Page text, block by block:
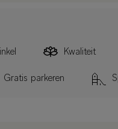
Kwaliteit
Gratis parkeren